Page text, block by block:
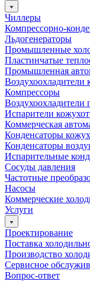
Чиллеры
Компрессорно-
Льдогенераторы
Промышленные
Пластинчатые
Промышленная
Воздухоохладители
Компрессоры
Испарители
Коммерческая
Конденсаторы
Конденсаторы
Испарительные
Сосуды давления
Частотные
Насосы
Коммерческие
Услуги
Проектирование
Поставка
Производство
Сервисное
Вопрос-ответ